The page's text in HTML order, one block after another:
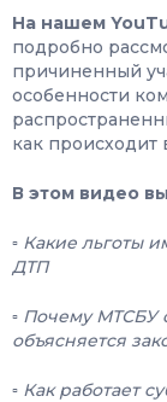
На нашем
подробно
причиненный
особенности
как происходит
В этом видео
▫️ Какие льготы
ДТП
▫️ Почему МТСБУ
объясняется
▫️ Как работает